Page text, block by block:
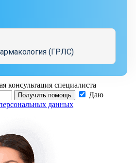
(ГРЛС)
консультация специалиста
Получить помощь
Даю
данных